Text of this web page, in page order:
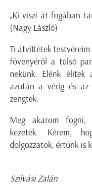
„Ki viszi át fogában
(Nagy László)
Ti átvittétek
fövenyéről a túlsó
nekünk. Elénk élitek
azután a vérig és
zengtek.
Meg akarom
kezetek. Kérem,
dolgozzatok, értünk is
Szilvási Zalán